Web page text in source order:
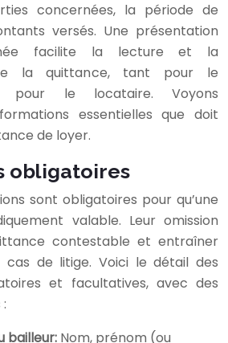
concernées, la période de
versés. Une présentation
facilite la lecture et la
la quittance, tant pour le
pour le locataire. Voyons
essentielles que doit
de loyer.
obligatoires
sont obligatoires pour qu’une
valable. Leur omission
contestable et entraîner
de litige. Voici le détail des
et facultatives, avec des
bailleur: Nom, prénom (ou